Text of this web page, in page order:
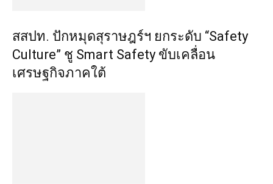
สสปท. ปักหมุดสุราษฎร์ฯ ยกระดับ “Safety
Culture” ชู Smart Safety ขับเคลื่อน
เศรษฐกิจภาคใต้